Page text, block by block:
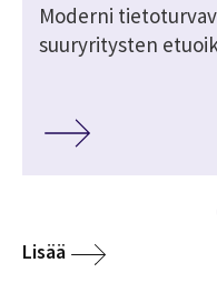
Moderni
suuryritysten
Lisää